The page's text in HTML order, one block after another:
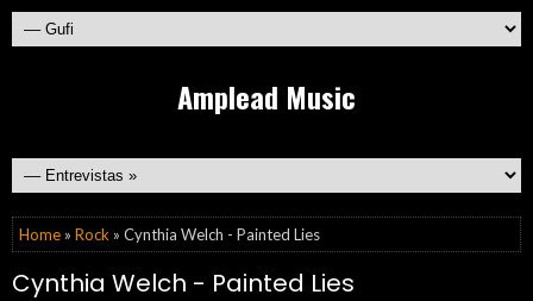
Amplead Music
Home » Rock » Cynthia Welch - Painted Lies
Cynthia Welch - Painted Lies